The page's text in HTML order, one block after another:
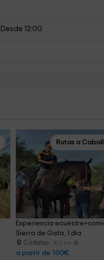
Desde 12:00
Rutas a
Experiencia
Sierra de Gata, 1 día
Cadalso 10.0 km
a partir de 100€